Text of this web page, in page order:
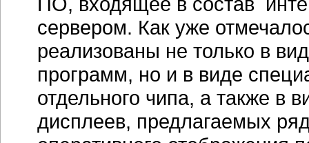
сервером. Как уже
реализованы не только в
программ, но и в виде
отдельного чипа, а также в
дисплеев, предлагаемых